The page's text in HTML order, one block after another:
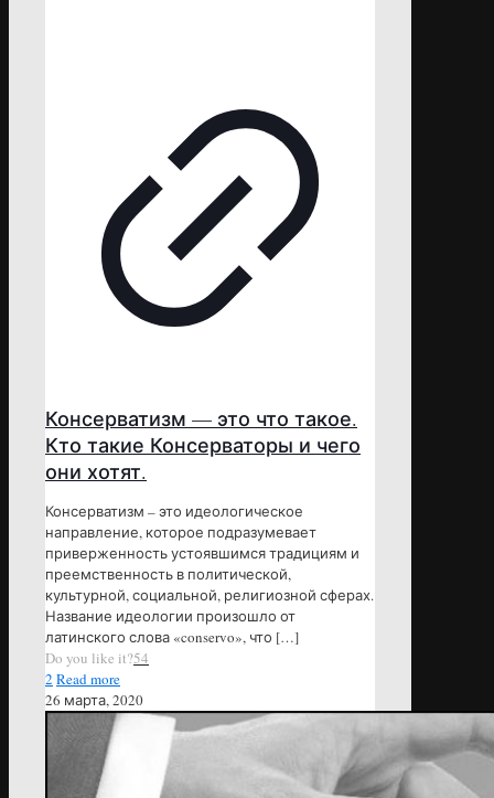
Консерватизм — это что такое.
Кто такие Консерваторы и чего
они хотят.
Консерватизм – это идеологическое
направление, которое подразумевает
приверженность устоявшимся традициям и
преемственность в политической,
культурной, социальной, религиозной сферах.
Название идеологии произошло от
латинского слова «conservo», что […]
Do you like it?54
2 Read more
26 марта, 2020